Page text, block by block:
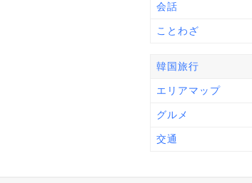
会話
ことわざ
韓国旅行
エリアマップ
グルメ
交通